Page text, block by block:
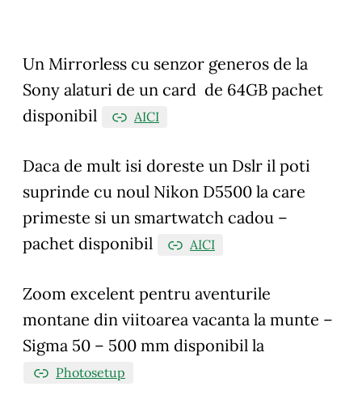
Un Mirrorless cu senzor generos de la
Sony alaturi de un card de 64GB pachet
disponibil
AICI
Daca de mult isi doreste un Dslr il poti
suprinde cu noul Nikon D5500 la care
primeste si un smartwatch cadou –
pachet disponibil
AICI
Zoom excelent pentru aventurile
montane din viitoarea vacanta la munte –
Sigma 50 – 500 mm disponibil la
Photosetup